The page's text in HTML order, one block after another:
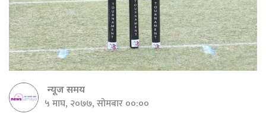
न्यूज समय
५ माघ, २०७७, सोमबार ००:००